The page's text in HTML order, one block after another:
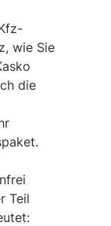
wie Sie
die
Teil